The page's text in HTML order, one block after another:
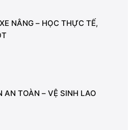
NÂNG – HỌC THỰC TẾ,
AN TOÀN – VỆ SINH LAO